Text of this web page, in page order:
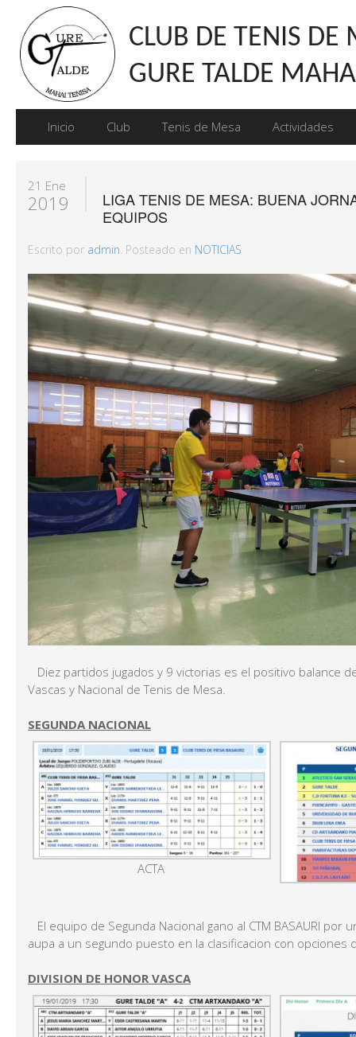
CLUB DE TENIS DE
GURE TALDE
Inicio Club Tenis de Mesa Actividades
21 Ene
2019
LIGA TENIS DE MESA: BUENA
EQUIPOS
Escrito por admin. Posteado en NOTICIAS
Diez partidos jugados y 9 victorias es el positivo balance
Vascas y Nacional de Tenis de Mesa.
SEGUNDA NACIONAL
ACTA
El equipo de Segunda Nacional gano al CTM BASAURI por
aupa a un segundo puesto en la clasificacion con opciones
DIVISION DE HONOR VASCA